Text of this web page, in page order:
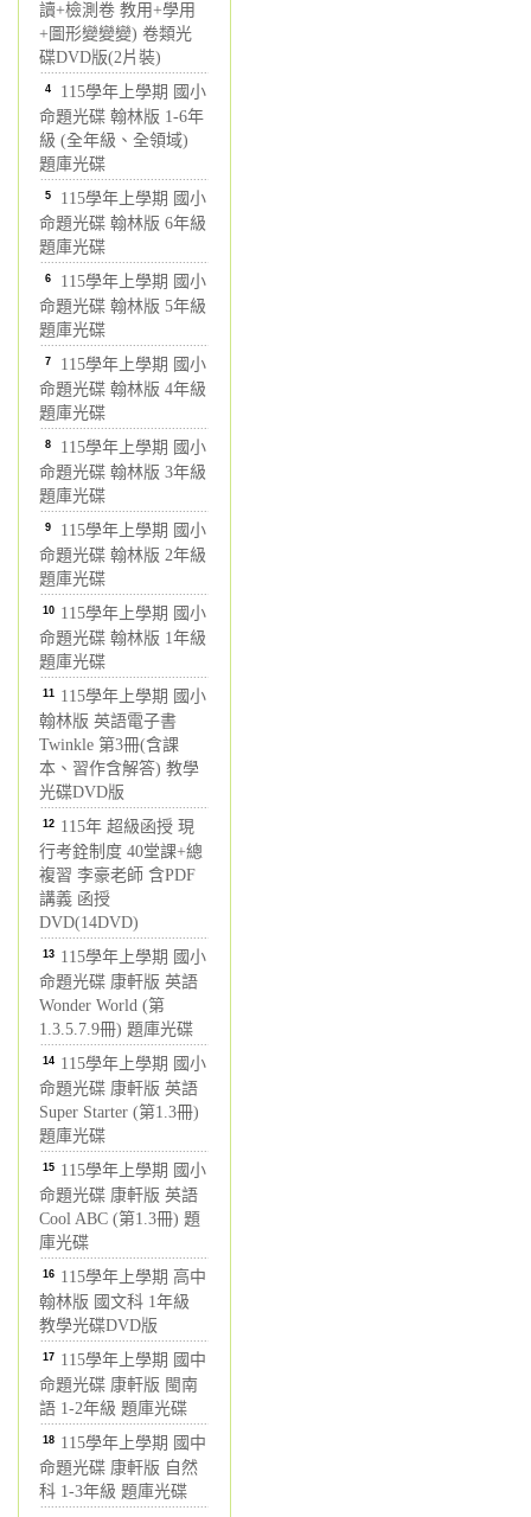
讀+檢測卷 教用+學用
+圖形變變變) 卷類光
碟DVD版(2片裝)
4 115學年上學期 國小
命題光碟 翰林版 1-6年
級 (全年級、全領域)
題庫光碟
5 115學年上學期 國小
命題光碟 翰林版 6年級
題庫光碟
6 115學年上學期 國小
命題光碟 翰林版 5年級
題庫光碟
7 115學年上學期 國小
命題光碟 翰林版 4年級
題庫光碟
8 115學年上學期 國小
命題光碟 翰林版 3年級
題庫光碟
9 115學年上學期 國小
命題光碟 翰林版 2年級
題庫光碟
10 115學年上學期 國小
命題光碟 翰林版 1年級
題庫光碟
11 115學年上學期 國小
翰林版 英語電子書
Twinkle 第3冊(含課
本、習作含解答) 教學
光碟DVD版
12 115年 超級函授 現
行考銓制度 40堂課+總
複習 李豪老師 含PDF
講義 函授
DVD(14DVD)
13 115學年上學期 國小
命題光碟 康軒版 英語
Wonder World (第
1.3.5.7.9冊) 題庫光碟
14 115學年上學期 國小
命題光碟 康軒版 英語
Super Starter (第1.3冊)
題庫光碟
15 115學年上學期 國小
命題光碟 康軒版 英語
Cool ABC (第1.3冊) 題
庫光碟
16 115學年上學期 高中
翰林版 國文科 1年級
教學光碟DVD版
17 115學年上學期 國中
命題光碟 康軒版 閩南
語 1-2年級 題庫光碟
18 115學年上學期 國中
命題光碟 康軒版 自然
科 1-3年級 題庫光碟